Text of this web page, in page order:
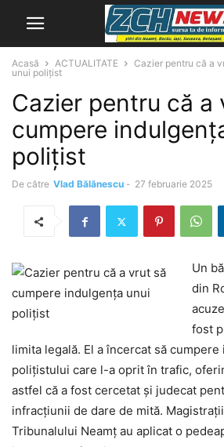
Acasă ACTUALITATE
Cazier pentru că a
unui polițist
Cazier pentru că a
cumpere
polițist
De către Vlad Bălănescu - 27 februarie 2025
Un
din
fost
limita legală. El a încercat să
polițistului care l-a oprit în trafic,
astfel că a fost cercetat și judecat
infracțiunii de dare de mită.
Tribunalului Neamț au aplicat o